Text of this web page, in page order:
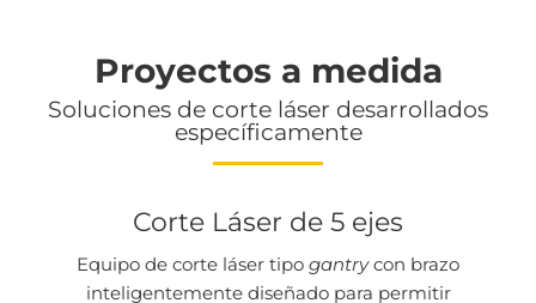
Proyectos a medida
Soluciones de corte láser desarrollados
específicamente
Corte Láser de 5 ejes
Equipo de corte láser tipo gantrycon brazo
inteligentemente diseñado para permitir